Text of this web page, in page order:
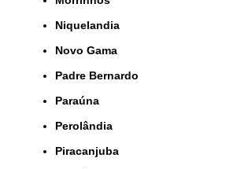
Niquelandia
Novo Gama
Padre Bernardo
Paraúna
Perolândia
Piracanjuba